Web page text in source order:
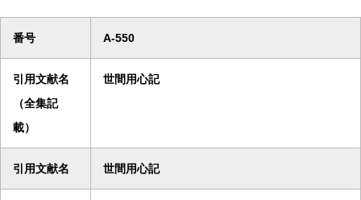
番号 A-550
引用文献名
（全集記
載）
世間用心記
引用文献名 世間用心記